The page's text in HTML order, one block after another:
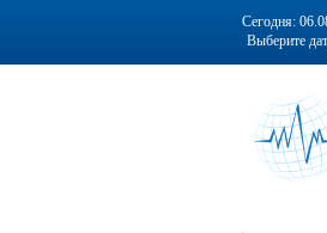
Информационно-аналитическое издание,
Сегодня: